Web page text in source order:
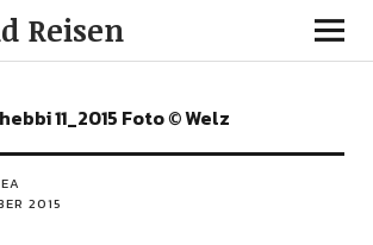
Reisen
11_2015 Foto © Welz
2015